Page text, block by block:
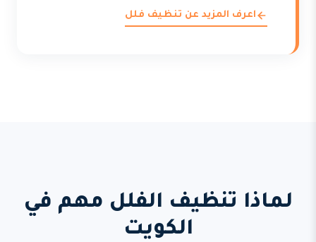
اعرف المزيد عن تنظيف فلل
لماذا تنظيف الفلل مهم في
الكويت